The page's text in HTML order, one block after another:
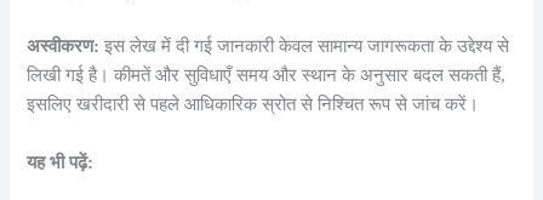
अस्वीकरण: इस लेख में दी गई जानकारी केवल सामान्य जागरूकता के उद्देश्य से
लिखी गई है। कीमतें और सुविधाएँ समय और स्थान के अनुसार बदल सकती हैं,
इसलिए खरीदारी से पहले आधिकारिक स्रोत से निश्चित रूप से जांच करें।
यह भी पढ़ें: